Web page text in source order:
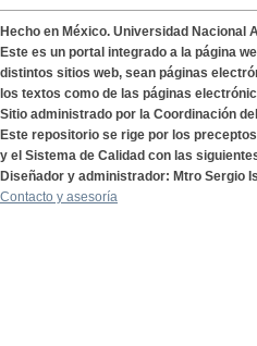
Hecho en México. Universidad Nacional
Este es un portal integrado a la página
distintos sitios web, sean páginas
los textos como de las páginas
Sitio administrado por la Coordinación
Este repositorio se rige por los
y el Sistema de Calidad con las
Diseñador y administrador: Mtro Sergio
Contacto y asesoría